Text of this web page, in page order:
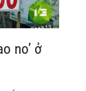
no’ ở